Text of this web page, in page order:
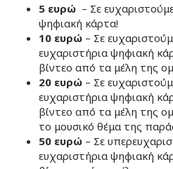
5 ευρώ – Σε
ψηφιακή κάρτα!
10 ευρώ – Σε
ευχαριστήρια ψηφιακή
βίντεο από τα μέλη της
20 ευρώ – Σε
ευχαριστήρια ψηφιακή
βίντεο από τα μέλη της
το μουσικό θέμα της
50 ευρώ – Σε
ευχαριστήρια ψηφιακή